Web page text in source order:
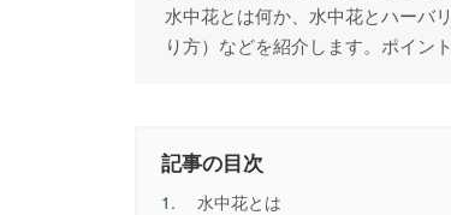
水中花とは何か、水中花とハーバ
り方）などを紹介します。ポイン
記事の目次
1.
水中花とは